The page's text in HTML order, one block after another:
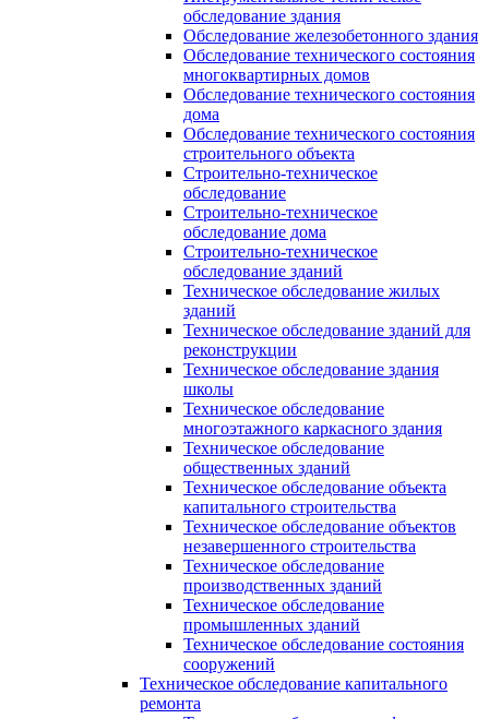
обследование здания
Обследование железобетонного здания
Обследование технического состояния
многоквартирных домов
Обследование технического состояния
дома
Обследование технического состояния
строительного объекта
Строительно-техническое
обследование
Строительно-техническое
обследование дома
Строительно-техническое
обследование зданий
Техническое обследование жилых
зданий
Техническое обследование зданий для
реконструкции
Техническое обследование здания
школы
Техническое обследование
многоэтажного каркасного здания
Техническое обследование
общественных зданий
Техническое обследование объекта
капитального строительства
Техническое обследование объектов
незавершенного строительства
Техническое обследование
производственных зданий
Техническое обследование
промышленных зданий
Техническое обследование состояния
сооружений
Техническое обследование капитального
ремонта